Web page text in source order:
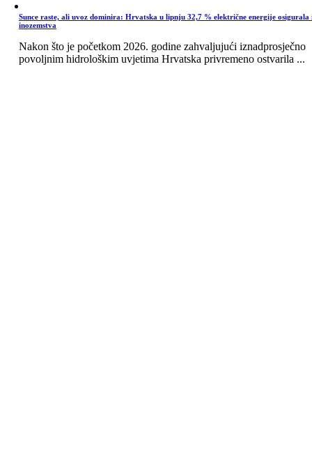
Sunce raste, ali uvoz dominira: Hrvatska u lipnju 32,7 % električne energije osigurala
inozemstva
Nakon što je početkom 2026. godine zahvaljujući iznadprosječno
povoljnim hidrološkim uvjetima Hrvatska privremeno ostvarila ...